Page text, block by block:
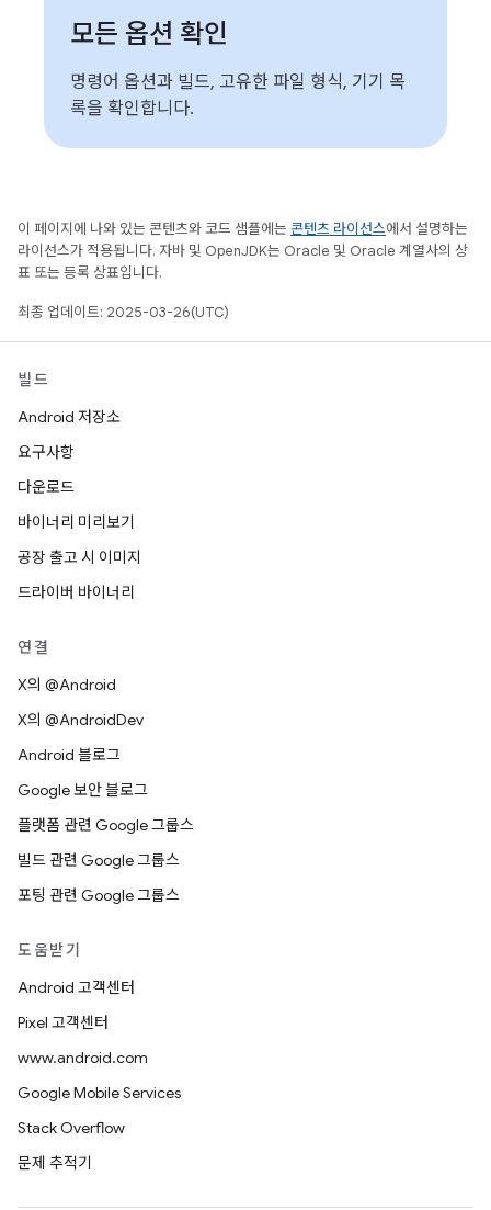
모든 옵션 확인
명령어 옵션과 빌드, 고유한 파일 형식, 기기 목
록을 확인합니다.
이 페이지에 나와 있는 콘텐츠와 코드 샘플에는 콘텐츠 라이선스에서 설명하는
라이선스가 적용됩니다. 자바 및 OpenJDK는 Oracle 및 Oracle 계열사의 상
표 또는 등록 상표입니다.
최종 업데이트: 2025-03-26(UTC)
빌드
Android 저장소
요구사항
다운로드
바이너리 미리보기
공장 출고 시 이미지
드라이버 바이너리
연결
X의 @Android
X의 @AndroidDev
Android 블로그
Google 보안 블로그
플랫폼 관련 Google 그룹스
빌드 관련 Google 그룹스
포팅 관련 Google 그룹스
도움받기
Android 고객센터
Pixel 고객센터
www.android.com
Google Mobile Services
Stack Overflow
문제 추적기